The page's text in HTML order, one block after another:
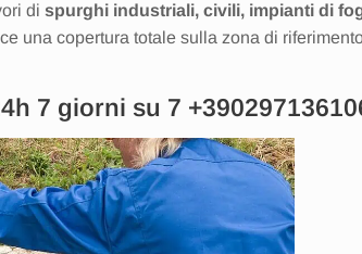
dispurghi industriali, civili, impianti di
una copertura totale sulla zona di
7 giorni su 7